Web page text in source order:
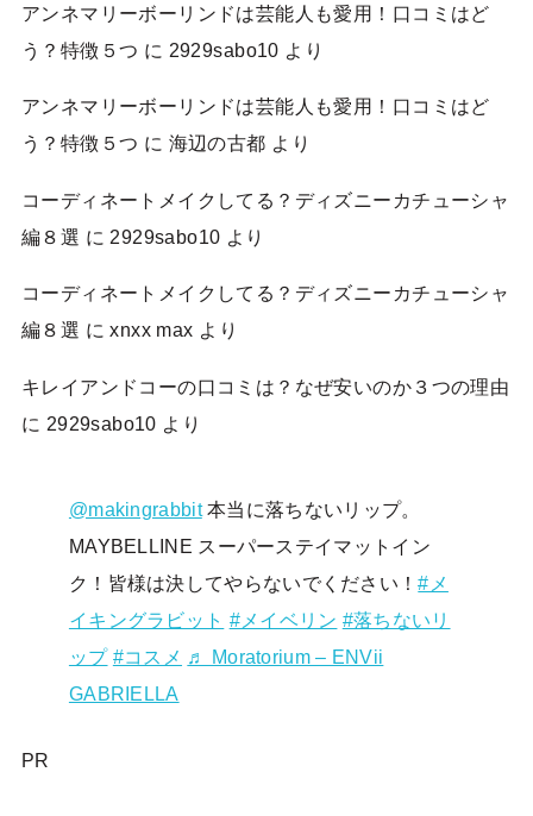
アンネマリーボーリンドは芸能人も愛用！口コミはど
う？特徴５つ に 2929sabo10 より
アンネマリーボーリンドは芸能人も愛用！口コミはど
う？特徴５つ に 海辺の古都 より
コーディネートメイクしてる？ディズニーカチューシャ
編８選 に 2929sabo10 より
コーディネートメイクしてる？ディズニーカチューシャ
編８選 にxnxx max より
キレイアンドコーの口コミは？なぜ安いのか３つの理由
に 2929sabo10 より
@makingrabbit本当に落ちないリップ。
MAYBELLINE スーパーステイマットイン
ク！皆様は決してやらないでください！#メ
イキングラビット #メイベリン #落ちないリ
ップ #コスメ ♬ Moratorium – ENVii
GABRIELLA
PR